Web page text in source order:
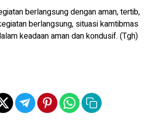
berlangsung dengan aman, tertib,
berlangsung, situasi kamtibmas
keadaan aman dan kondusif. (Tgh)